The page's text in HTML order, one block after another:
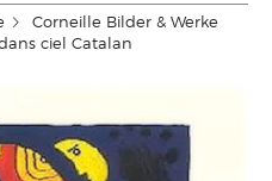
Corneille Bilder & Werke
ciel Catalan